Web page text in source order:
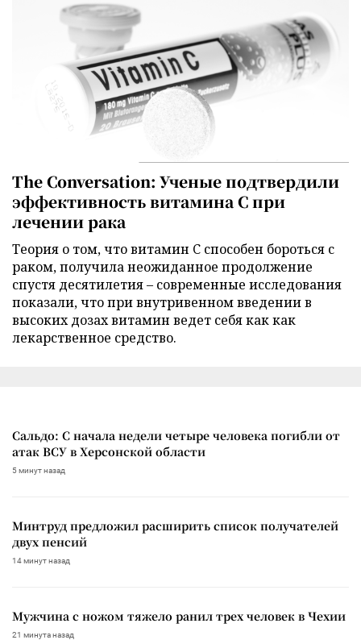
The Conversation: Ученые подтвердили
эффективность витамина C при
лечении рака
Теория о том, что витамин C способен бороться с
раком, получила неожиданное продолжение
спустя десятилетия – современные исследования
показали, что при внутривенном введении в
высоких дозах витамин ведет себя как как
лекарственное средство.
Сальдо: С начала недели четыре человека погибли от
атак ВСУ в Херсонской области
5 минут назад
Минтруд предложил расширить список получателей
двух пенсий
14 минут назад
Мужчина с ножом тяжело ранил трех человек в Чехии
21 минута назад